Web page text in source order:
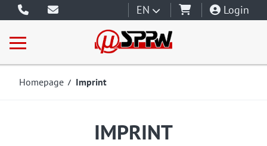
EN Login
Homepage Imprint
IMPRINT